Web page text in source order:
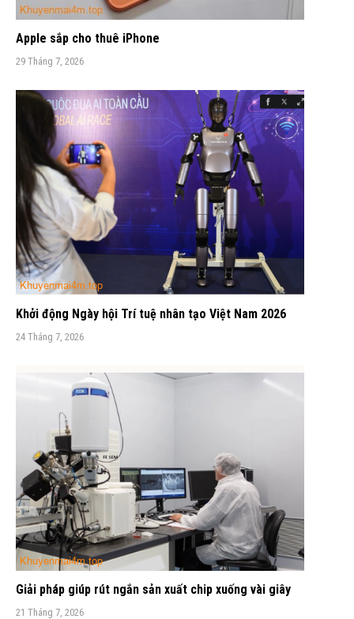
Apple sắp cho thuê iPhone
29 Tháng 7, 2026
Khởi động Ngày hội Trí tuệ nhân tạo Việt Nam 2026
24 Tháng 7, 2026
Giải pháp giúp rút ngắn sản xuất chip xuống vài giây
21 Tháng 7, 2026